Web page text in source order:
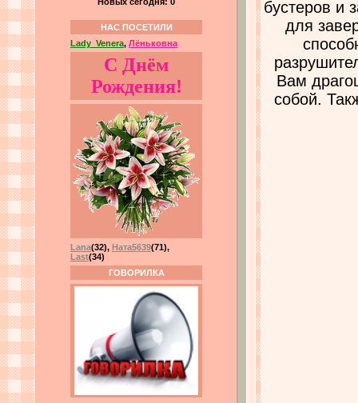
НАС ПОСЕТИЛИ
Lady_Venera, Лёньковна
С Днём
Рождения!
Lana(32), Ната5639(71),
Last(34)
ГОВОРИЛКА
бустеров и
для
Вам
собой.